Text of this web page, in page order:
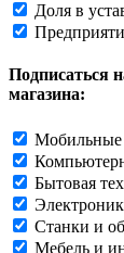
Доля в
Подписаться
магазина:
Мобильные
Бытовая
Станки и
Мебель и